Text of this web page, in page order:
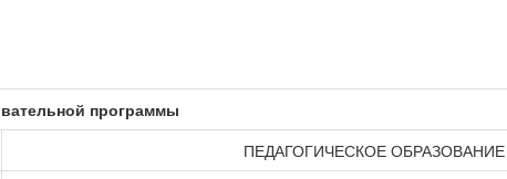
программы
ПЕДАГОГИЧЕСКОЕ ОБРАЗОВАНИЕ